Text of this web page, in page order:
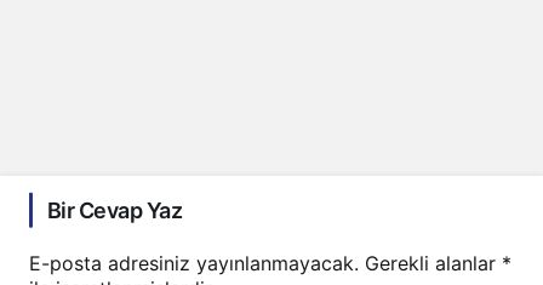
Bir Cevap Yaz
E-posta adresiniz yayınlanmayacak. Gerekli alanlar *